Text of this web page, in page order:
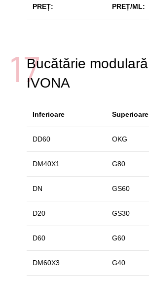
PREȚ: PREȚ/ML:
17Bucătărie modulară
IVONA
Inferioare Superioare
DD60 OKG
DM40X1 G80
DN GS60
D20 GS30
D60 G60
DM60X3 G40